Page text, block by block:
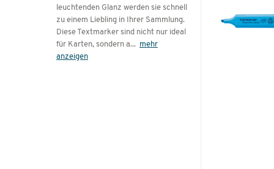
leuchtenden Glanz werden sie schnell
zu einem Liebling in Ihrer Sammlung.
Diese Textmarker sind nicht nur ideal
für Karten, sondern a... mehr
anzeigen